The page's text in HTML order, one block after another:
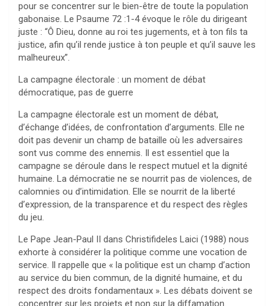
pour se concentrer sur le bien-être de toute la population
gabonaise. Le Psaume 72 :1-4 évoque le rôle du dirigeant
juste : “Ô Dieu, donne au roi tes jugements, et à ton fils ta
justice, afin qu’il rende justice à ton peuple et qu’il sauve les
malheureux”.
La campagne électorale : un moment de débat
démocratique, pas de guerre
La campagne électorale est un moment de débat,
d’échange d’idées, de confrontation d’arguments. Elle ne
doit pas devenir un champ de bataille où les adversaires
sont vus comme des ennemis. Il est essentiel que la
campagne se déroule dans le respect mutuel et la dignité
humaine. La démocratie ne se nourrit pas de violences, de
calomnies ou d’intimidation. Elle se nourrit de la liberté
d’expression, de la transparence et du respect des règles
du jeu.
Le Pape Jean-Paul II dans Christifideles Laici (1988) nous
exhorte à considérer la politique comme une vocation de
service. Il rappelle que « la politique est un champ d’action
au service du bien commun, de la dignité humaine, et du
respect des droits fondamentaux ». Les débats doivent se
concentrer sur les projets et non sur la diffamation.